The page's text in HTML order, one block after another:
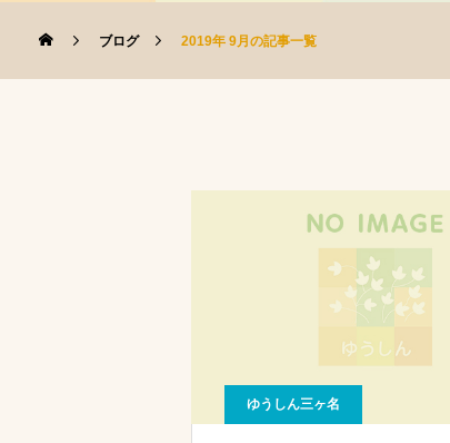
ブログ 2019年 9月の記事一覧
ゆうしん三ヶ名